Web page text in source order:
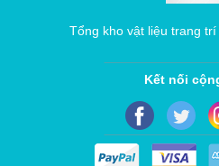
Tổng kho vật liệu trang
Kết nối